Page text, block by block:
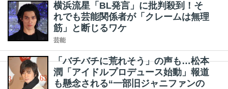
横浜流星「BL発言」に批判殺到！そ
れでも芸能関係者が「クレームは無理
筋」と断じるワケ
芸能
「バチバチに荒れそう」の声も…松本
潤「アイドルプロデュース始動」報道
も懸念される“一部旧ジャニファンの